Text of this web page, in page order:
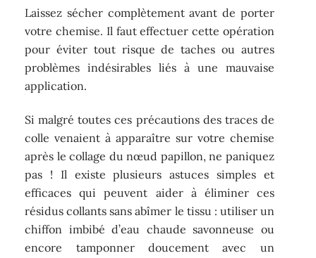
Laissez sécher complètement avant de porter
votre chemise. Il faut effectuer cette opération
pour éviter tout risque de taches ou autres
problèmes indésirables liés à une mauvaise
application.
Si malgré toutes ces précautions des traces de
colle venaient à apparaître sur votre chemise
après le collage du nœud papillon, ne paniquez
pas ! Il existe plusieurs astuces simples et
efficaces qui peuvent aider à éliminer ces
résidus collants sans abîmer le tissu : utiliser un
chiffon imbibé d’eau chaude savonneuse ou
encore tamponner doucement avec un